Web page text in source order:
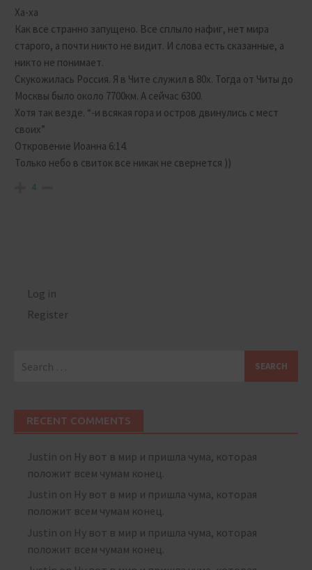
Ха-ха
Как все странно запущено. Все сплыло нафиг, нет мира
старого, а почти никто не видит. И слова есть сказанные, а
никто не понимает.
Скукожилась Россия. Я в Чите служил в 80х. Тогда от Читы до
Москвы было около 7700км. А сейчас 6300.
Хотя так везде. “-и всякая гора и остров двинулись с мест
своих”
Откровение Иоанна 6:14.
Только небо в свиток все никак не свернется ))
4
Log in
Register
for:
RECENT COMMENTS
Justin on Ну вот в мир и пришла чума, которая
положит всем чумам конец.
Justin on Ну вот в мир и пришла чума, которая
положит всем чумам конец.
Justin on Ну вот в мир и пришла чума, которая
положит всем чумам конец.